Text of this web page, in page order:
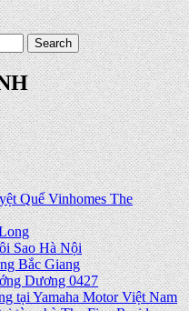
Quế Vinhomes The
Sao Hà Nội
Bắc Giang
Dương 0427
tại Yamaha Motor Việt Nam